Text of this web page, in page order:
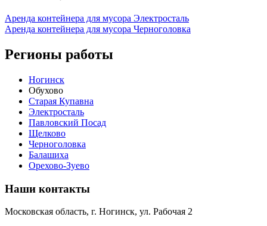
Аренда контейнера для мусора Электросталь
Аренда контейнера для мусора Черноголовка
Регионы работы
Ногинск
Обухово
Старая Купавна
Электросталь
Павловский Посад
Щелково
Черноголовка
Балашиха
Орехово-Зуево
Наши контакты
Московская область, г. Ногинск, ул. Рабочая 2